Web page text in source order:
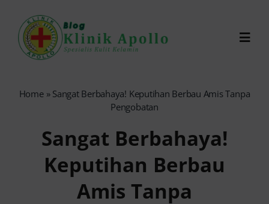
content
Reservasi Online
Home» Sangat Berbahaya! Keputihan Berbau Amis Tanpa
Pengobatan
Sangat Berbahaya!
Keputihan Berbau
Amis Tanpa